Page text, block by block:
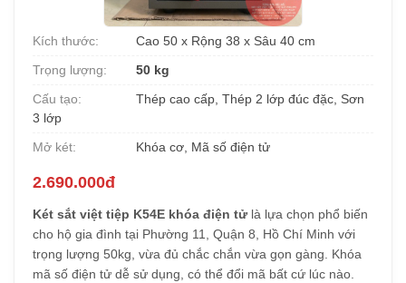
Kích thước:
Cao 50 x Rộng 38 x Sâu 40 cm
Trọng lượng:
50 kg
Cấu tạo:
Thép cao cấp, Thép 2 lớp đúc đặc, Sơn
3 lớp
Mở két:
Khóa cơ, Mã số điện tử
2.690.000đ
Két sắt việt tiệp K54E khóa điện tửlà lựa chọn phổ biến
cho hộ gia đình tại Phường 11, Quận 8, Hồ Chí Minh với
trọng lượng 50kg, vừa đủ chắc chắn vừa gọn gàng. Khóa
mã số điện tử dễ sử dụng, có thể đổi mã bất cứ lúc nào.